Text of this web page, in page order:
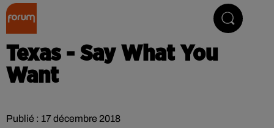
Texas - Say What You
Want
Publié : 17 décembre 2018